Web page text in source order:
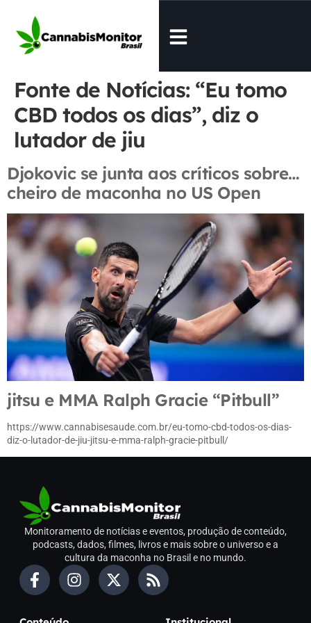
Fonte de Notícias: “Eu tomo
CBD todos os dias”, diz o
lutador de jiu
Djokovic se junta aos críticos sobre…
cheiro de maconha no US Open
jitsu e MMA Ralph Gracie “Pitbull”
https://www.cannabisesaude.com.br/eu-tomo-cbd-todos-os-dias-
diz-o-lutador-de-jiu-jitsu-e-mma-ralph-gracie-pitbull/
Monitoramento de notícias e eventos, produção de conteúdo,
podcasts, dados, filmes, livros e mais sobre o universo e a
cultura da maconha no Brasil e no mundo.